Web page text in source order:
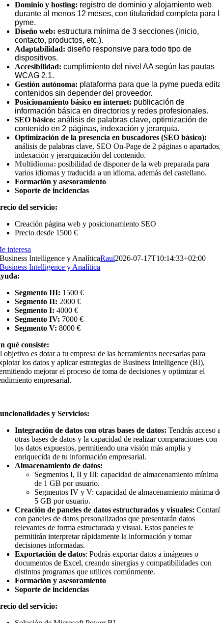
Dominio y hosting: registro de dominio y alojamiento web
durante al menos 12 meses, con titularidad completa para
pyme.
Diseño web: estructura mínima de 3 secciones (inicio,
contacto, productos, etc.).
Adaptabilidad: diseño responsive para todo tipo de
dispositivos.
Accesibilidad: cumplimiento del nivel AA según las pautas
WCAG 2.1.
Gestión autónoma: plataforma para que la pyme pueda
contenidos sin depender del proveedor.
Posicionamiento básico en internet: publicación de
información básica en directorios y redes profesionales.
SEO básico: análisis de palabras clave, optimización de
contenido en 2 páginas, indexación y jerarquía.
Optimización de la presencia en buscadores (SEO básico):
análisis de palabras clave, SEO On-Page de 2 páginas o
indexación y jerarquización del contenido.
Multidioma: posibilidad de disponer de la web preparada para
varios idiomas y traducida a un idioma, además del castellano.
Formación y asesoramiento
Soporte de incidencias
del servicio:
Creación página web y posicionamiento SEO
Precio desde 1500 €
interesa
Business Intelligence y AnalíticaRaul2026-07-17T10:14:33+02:00
Business Intelligence y Analítica
Segmento III: 1500 €
Segmento II: 2000 €
Segmento I: 4000 €
Segmento IV: 7000 €
Segmento V: 8000 €
qué consiste:
objetivo es dotar a tu empresa de las herramientas necesarias para
los datos y aplicar estrategias de Business Intelligence (BI),
mejorar el proceso de toma de decisiones y optimizar el
empresarial.
y Servicios:
Integración de datos con otras bases de datos: Tendrás acceso
otras bases de datos y la capacidad de realizar comparaciones con
los datos expuestos, permitiendo una visión más amplia y
enriquecida de tu información empresarial.
Almacenamiento de datos:
Segmentos I, II y III:capacidad de almacenamiento mínima
de 1 GB por usuario.
Segmentos IV y V:capacidad de almacenamiento mínima
5 GB por usuario.
Creación de paneles de datos estructurados y visuales:
con paneles de datos personalizados que presentarán datos
relevantes de forma estructurada y visual. Estos paneles te
permitirán interpretar rápidamente la información y tomar
decisiones informadas.
Exportación de datos: Podrás exportar datos a imágenes o
documentos de Excel, creando sinergias y compatibilidades con
distintos programas que utilices comúnmente.
Formación y asesoramiento
Soporte de incidencias
del servicio: